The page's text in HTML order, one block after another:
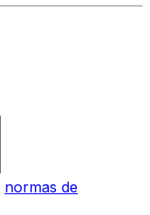
normas de